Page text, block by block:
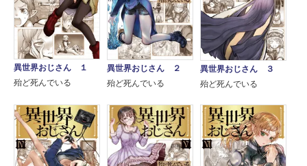
異世界おじさん １
殆ど死んでいる
異世界おじさん ２
殆ど死んでいる
異世界おじさん ３
殆ど死んでいる